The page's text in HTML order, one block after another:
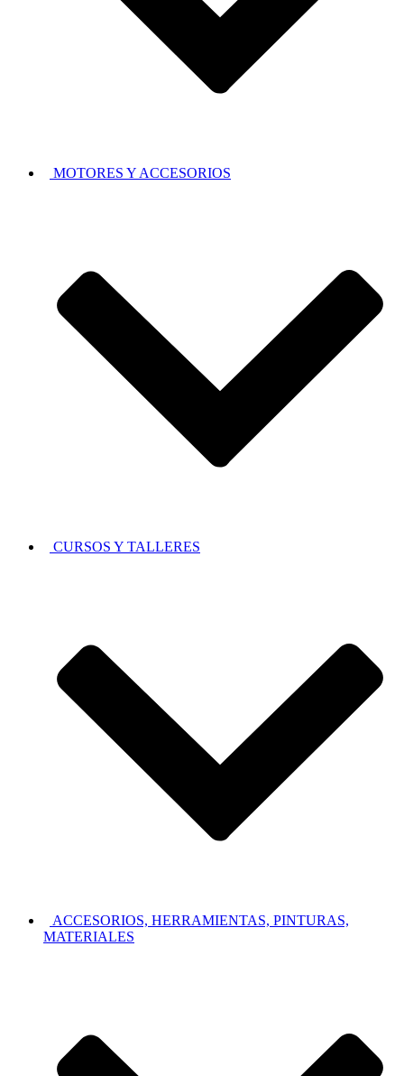
MOTORES Y ACCESORIOS
CURSOS Y TALLERES
ACCESORIOS, HERRAMIENTAS, PINTURAS,
MATERIALES